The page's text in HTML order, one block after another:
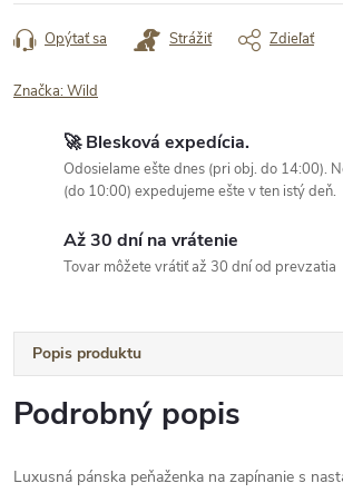
Opýtať sa Strážiť Zdieľať
Značka:Wild
🚀 Blesková expedícia.
Odosielame ešte dnes (pri obj. do 14:00).
(do 10:00) expedujeme ešte v ten istý deň.
Až 30 dní na vrátenie
Tovar môžete vrátiť až 30 dní od prevzatia
Popis produktu
Podrobný popis
Luxusná pánska peňaženka na zapínanie s